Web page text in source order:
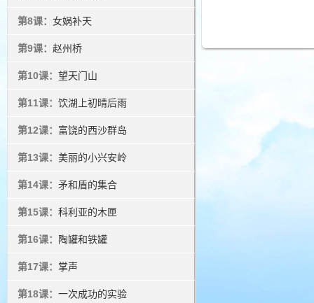
第8课： 女娲补天
第9课： 赵州桥
第10课： 望天门山
第11课： 饮湖上初晴后雨
第12课： 富饶的西沙群岛
第13课： 美丽的小兴安岭
第14课： 矛和盾的集合
第15课： 科利亚的木匣
第16课： 陶罐和铁罐
第17课： 掌声
第18课： 一次成功的实验